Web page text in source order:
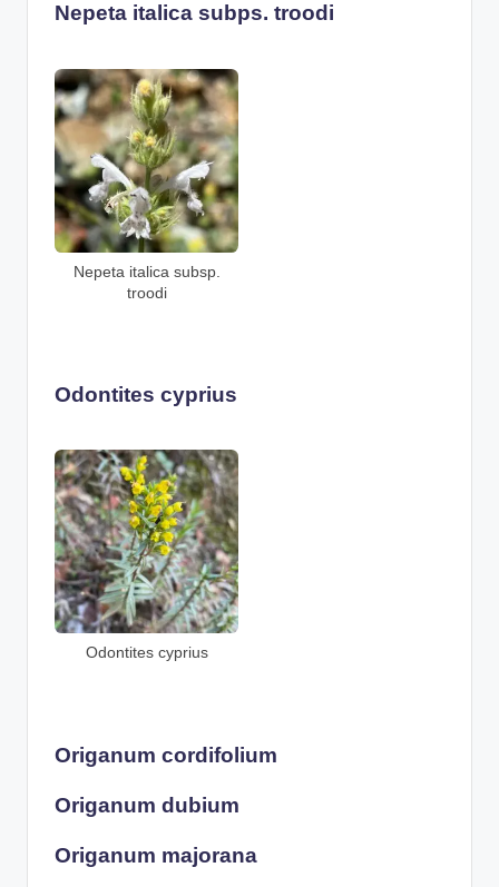
Nepeta italica subps. troodi
Nepeta italica subsp.
troodi
Odontites cyprius
Odontites cyprius
Origanum cordifolium
Origanum dubium
Origanum majorana